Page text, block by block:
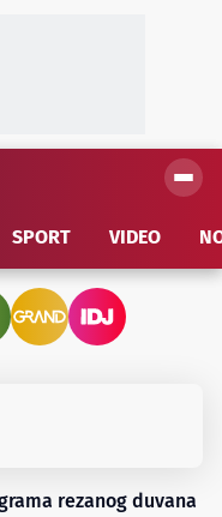
SPORT VIDEO
rezanog duvana